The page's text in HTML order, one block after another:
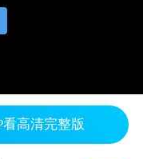
高清完整版